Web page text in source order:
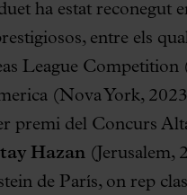
ha estat reconegut
entre els
League
(Nova York,
premi del Concurs
Hazan (Jerusalem,
de París, on rep